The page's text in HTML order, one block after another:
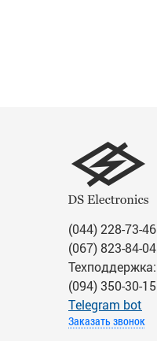
(044) 228-73-46
(067) 823-84-04
Техподдержка:
(094) 350-30-15
Тelegram bot
Заказать звонок